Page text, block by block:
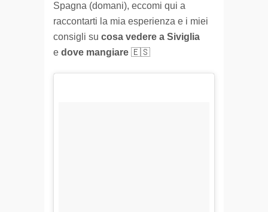
Spagna (domani), eccomi qui a
raccontarti la mia esperienza e i miei
consigli su cosa vedere a Siviglia
e dove mangiare 🇪🇸